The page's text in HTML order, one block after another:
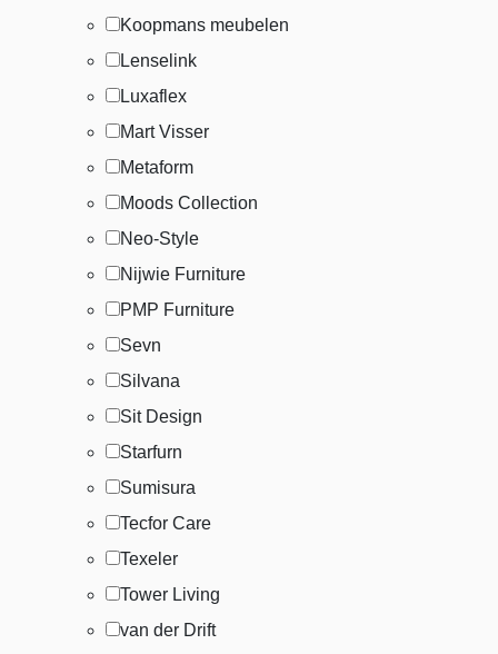
Koopmans meubelen
Lenselink
Luxaflex
Mart Visser
Metaform
Moods Collection
Neo-Style
Nijwie Furniture
PMP Furniture
Sevn
Silvana
Sit Design
Starfurn
Sumisura
Tecfor Care
Texeler
Tower Living
van der Drift